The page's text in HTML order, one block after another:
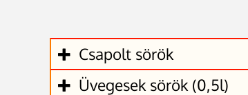
Csapolt sörök
Üvegesek sörök (0,5l)